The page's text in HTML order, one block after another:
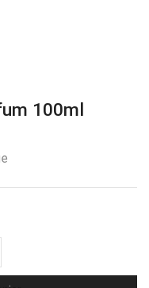
100ml